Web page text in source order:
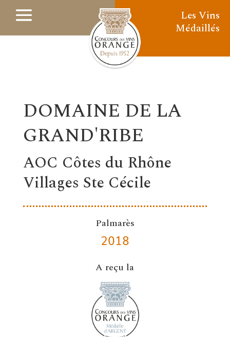
Les Vins
Médaillés
DOMAINE DE LA
GRAND'RIBE
AOC Côtes du Rhône
Villages Ste Cécile
Palmarès
2018
A reçu la